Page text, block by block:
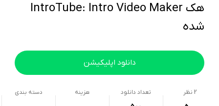
IntroTube: Intro Video Make‪r هک
شده
دانلود اپلیکیشن
2 نظر تعداد دانلود هزینه دسته بندی